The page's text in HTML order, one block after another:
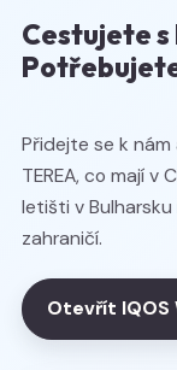
Cestujete s
Přidejte se k
TEREA, co mají v
letišti v
zahraničí.
Otevřít IQOS